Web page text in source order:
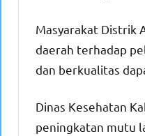
Masyarakat Distrik
daerah terhadap
dan berkualitas
Dinas Kesehatan
peningkatan mutu